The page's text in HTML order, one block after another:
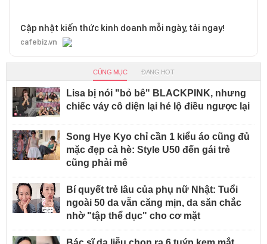
Cập nhật kiến thức kinh doanh mỗi ngày, tải ngay!
cafebiz.vn
CÙNG MỤC ĐANG HOT
Lisa bị nói "bỏ bê" BLACKPINK, nhưng
chiếc váy cô diện lại hé lộ điều ngược lại
Song Hye Kyo chỉ cần 1 kiểu áo cũng đủ
mặc đẹp cả hè: Style U50 đến gái trẻ
cũng phải mê
Bí quyết trẻ lâu của phụ nữ Nhật: Tuổi
ngoài 50 da vẫn căng mịn, da săn chắc
nhờ "tập thể dục" cho cơ mặt